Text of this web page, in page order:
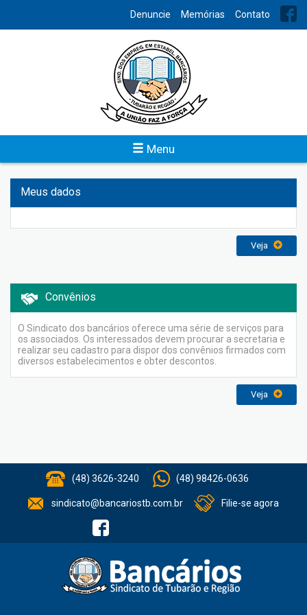
Denuncie Memórias Contato
Menu
Para conhecimento de todos, o Sindicato dos Bancários de
Tubarão e Região disponibiliza o acesso do levantamento
contábil trimestral e anual da entidade.
Meus dados
Veja
Convênios
O Sindicato dos bancários oferece uma série de serviços para
os associados. Os interessados devem procurar a secretaria e
realizar seu cadastro para dispor dos convênios firmados com
diversos estabelecimentos e obter descontos.
Veja
(48) 3626-3240 (48) 98426-0636
sindicato@bancariostb.com.br Filie-se agora